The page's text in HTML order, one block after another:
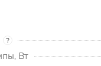
?
Вт